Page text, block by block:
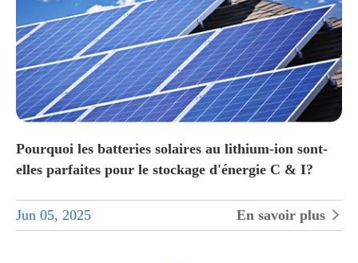
Pourquoi les batteries solaires au lithium-ion sont-
elles parfaites pour le stockage d'énergie C & I?
Jun 05, 2025 En savoir plus 